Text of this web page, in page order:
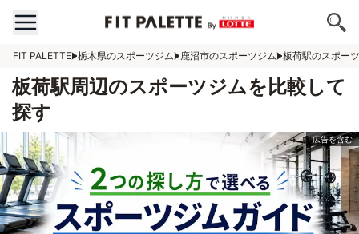
FIT PALETTE 栃木県のスポーツジム 鹿沼市のスポーツジム 板荷駅のスポー
板荷駅周辺のスポーツジムを比較して
探す